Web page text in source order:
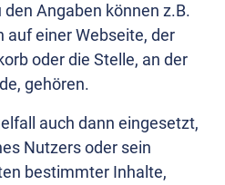
Angaben können z.B.
auf einer Webseite, der
oder die Stelle, an der
gehören.
auch dann eingesetzt,
Nutzers oder sein
bestimmter Inhalte,